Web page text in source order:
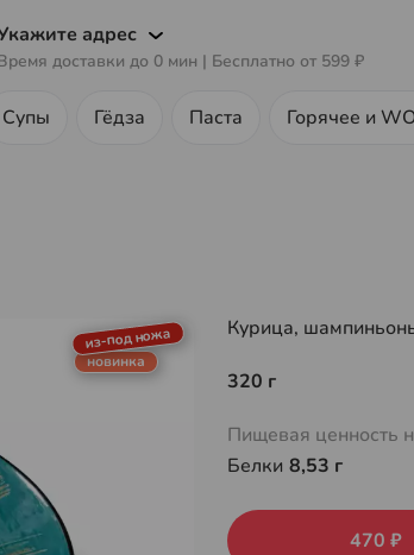
адрес
доставки до 0 мин | Бесплатно от 599 ₽
Супы Гёдза Паста Горячее и
из-под ножа
новинка
Курица,
320 г
Пищевая ценность
Белки 8,53 г
470 ₽